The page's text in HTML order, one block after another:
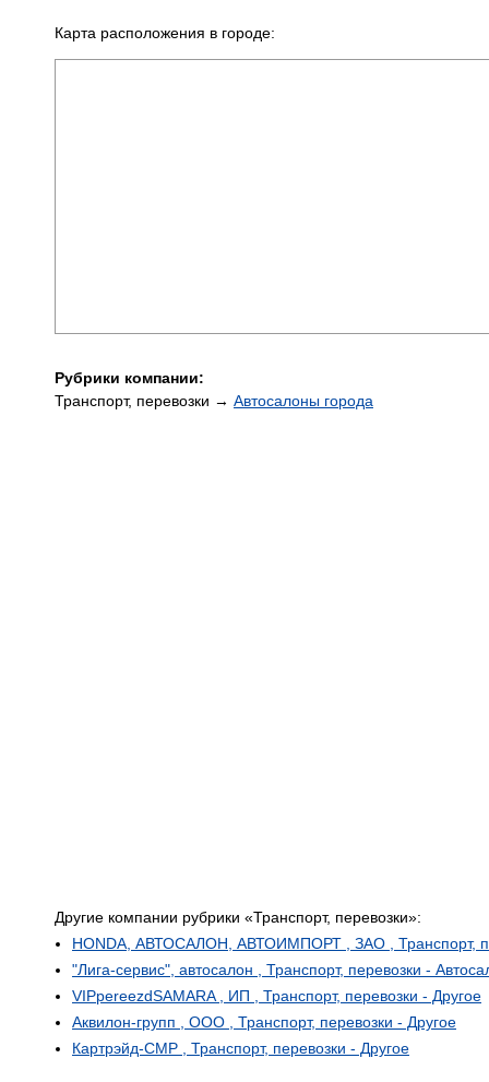
Карта расположения в городе:
Рубрики компании:
Транспорт, перевозки → Автосалоны города
Другие компании рубрики «Транспорт, перевозки»:
HONDA, АВТОСАЛОН, АВТОИМПОРТ , ЗАО , Транспорт,
"Лига-сервис", автосалон , Транспорт, перевозки -
VIPpereezdSAMARA , ИП , Транспорт, перевозки - Другое
Аквилон-групп , ООО , Транспорт, перевозки - Другое
Картрэйд-СМР , Транспорт, перевозки - Другое